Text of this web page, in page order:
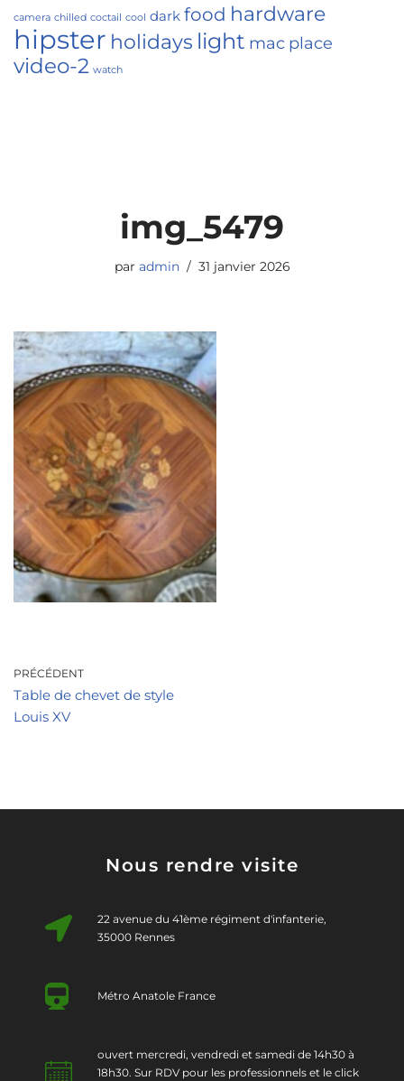
camera chilled coctail cool dark food hardware
hipster holidays light mac place
video-2 watch
img_5479
par admin 31 janvier 2026
PRÉCÉDENT
Table de chevet de style
Louis XV
Nous rendre visite
22 avenue du 41ème régiment d'infanterie,
35000 Rennes
Métro Anatole France
ouvert mercredi, vendredi et samedi de 14h30 à
18h30. Sur RDV pour les professionnels et le click